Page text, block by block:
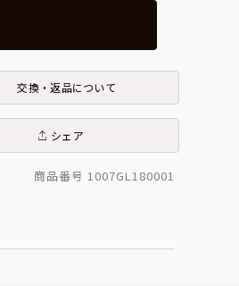
交換・返品について
シェア
商品番号 1007GL180001